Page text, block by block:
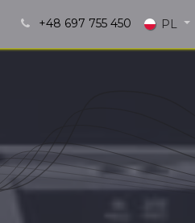
+48 697 755 450 PL